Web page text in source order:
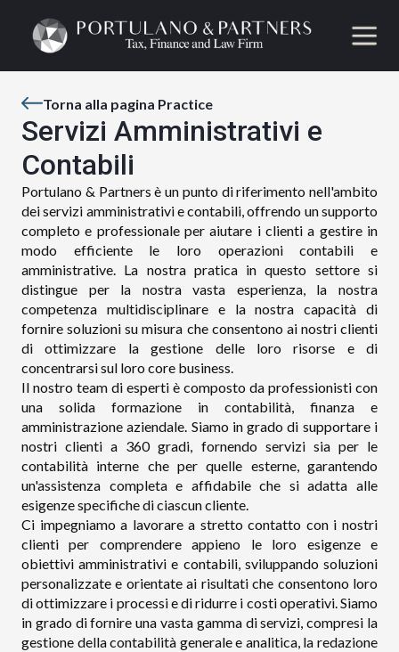
Torna alla pagina Practice
Servizi Amministrativi e
Contabili
Portulano & Partners è un punto di riferimento nell'ambito
dei servizi amministrativi e contabili, offrendo un supporto
completo e professionale per aiutare i clienti a gestire in
modo efficiente le loro operazioni contabili e
amministrative. La nostra pratica in questo settore si
distingue per la nostra vasta esperienza, la nostra
competenza multidisciplinare e la nostra capacità di
fornire soluzioni su misura che consentono ai nostri clienti
di ottimizzare la gestione delle loro risorse e di
concentrarsi sul loro core business.
Il nostro team di esperti è composto da professionisti con
una solida formazione in contabilità, finanza e
amministrazione aziendale. Siamo in grado di supportare i
nostri clienti a 360 gradi, fornendo servizi sia per le
contabilità interne che per quelle esterne, garantendo
un'assistenza completa e affidabile che si adatta alle
esigenze specifiche di ciascun cliente.
Ci impegniamo a lavorare a stretto contatto con i nostri
clienti per comprendere appieno le loro esigenze e
obiettivi amministrativi e contabili, sviluppando soluzioni
personalizzate e orientate ai risultati che consentono loro
di ottimizzare i processi e di ridurre i costi operativi. Siamo
in grado di fornire una vasta gamma di servizi, compresi la
gestione della contabilità generale e analitica, la redazione